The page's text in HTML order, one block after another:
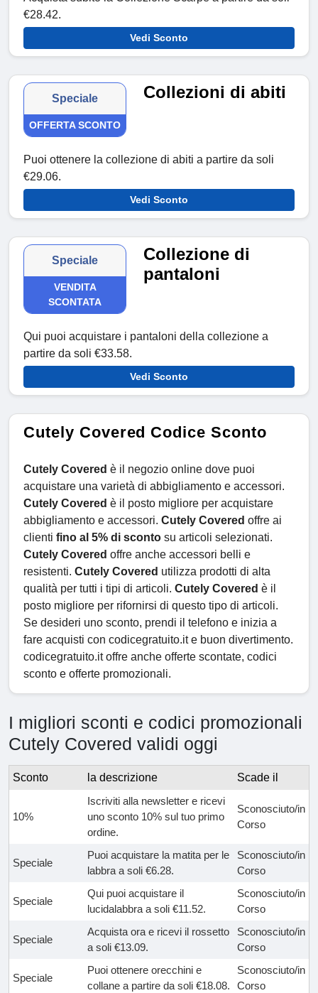
€28.42.
Vedi Sconto
Speciale
OFFERTA SCONTO
Collezioni di abiti
Puoi ottenere la collezione di abiti a partire da soli
€29.06.
Vedi Sconto
Speciale
VENDITA
SCONTATA
Collezione di
pantaloni
Qui puoi acquistare i pantaloni della collezione a
partire da soli €33.58.
Vedi Sconto
Cutely Covered Codice Sconto
Cutely Covered è il negozio online dove puoi
acquistare una varietà di abbigliamento e accessori.
Cutely Covered è il posto migliore per acquistare
abbigliamento e accessori. Cutely Covered offre ai
clienti fino al 5% di sconto su articoli selezionati.
Cutely Covered offre anche accessori belli e
resistenti. Cutely Covered utilizza prodotti di alta
qualità per tutti i tipi di articoli. Cutely Covered è il
posto migliore per rifornirsi di questo tipo di articoli.
Se desideri uno sconto, prendi il telefono e inizia a
fare acquisti con codicegratuito.it e buon divertimento.
codicegratuito.it offre anche offerte scontate, codici
sconto e offerte promozionali.
I migliori sconti e codici promozionali
Cutely Covered validi oggi
Sconto la descrizione Scade il
10%
Iscriviti alla newsletter e ricevi
uno sconto 10% sul tuo primo
ordine.
Sconosciuto/in
Corso
Speciale
Puoi acquistare la matita per le
labbra a soli €6.28.
Sconosciuto/in
Corso
Speciale
Qui puoi acquistare il
lucidalabbra a soli €11.52.
Sconosciuto/in
Corso
Speciale
Acquista ora e ricevi il rossetto
a soli €13.09.
Sconosciuto/in
Corso
Speciale
Puoi ottenere orecchini e
collane a partire da soli €18.08.
Sconosciuto/in
Corso